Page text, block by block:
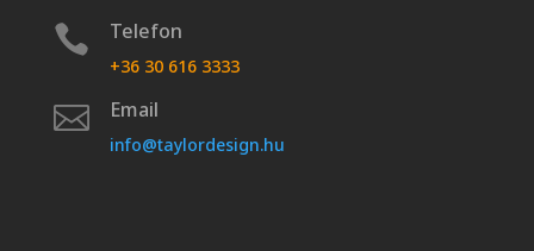
 Telefon
+36 30 616 3333
 Email
info@taylordesign.hu